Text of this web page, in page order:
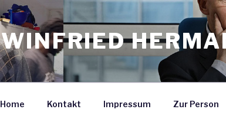
WINFRIED
Home Kontakt Impressum Zur Person